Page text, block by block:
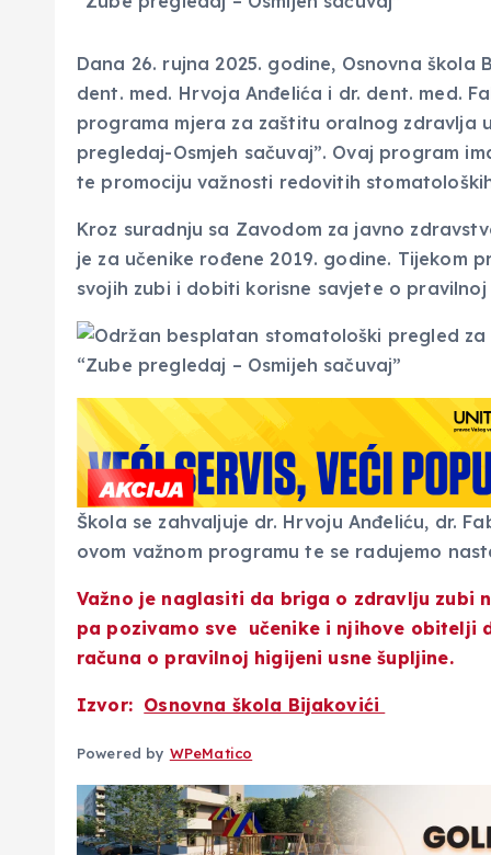
Dana 26. rujna 2025. godine, Osnovna
dent. med. Hrvoja Anđelića i dr. dent. med.
programa mjera za zaštitu oralnog zdravlja
pregledaj-Osmjeh sačuvaj”. Ovaj program
te promociju važnosti redovitih
Kroz suradnju sa Zavodom za javno
je za učenike rođene 2019. godine. Tijekom
svojih zubi i dobiti korisne savjete o
Škola se zahvaljuje dr. Hrvoju Anđeliću, dr.
ovom važnom programu te se radujemo
Važno je naglasiti da briga o zdravlju zubi
pa pozivamo sve učenike i njihove obitelji
računa o pravilnoj higijeni usne šupljine.
Izvor: Osnovna škola Bijakovići
Powered by WPeMatico